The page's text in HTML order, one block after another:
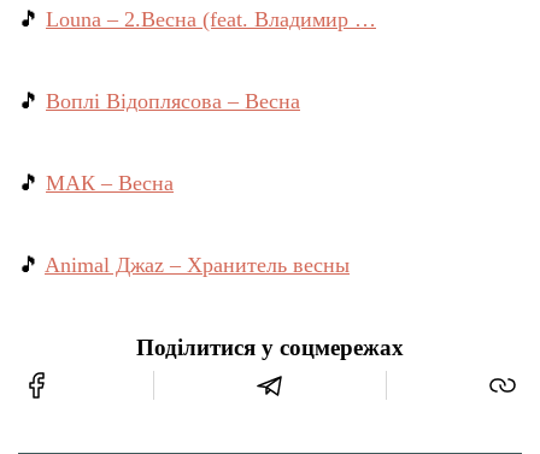
🎵 Louna – 2.Весна (feat. Владимир …
🎵 Воплі Відоплясова – Весна
🎵 МАК – Весна
🎵 Animal Джаz – Хранитель весны
Поділитися у соцмережах